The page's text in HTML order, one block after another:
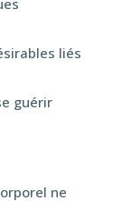
liés
guérir
ne